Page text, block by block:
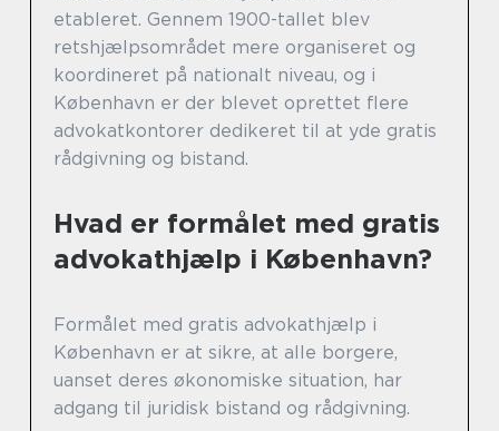
etableret. Gennem 1900-tallet blev
retshjælpsområdet mere organiseret og
koordineret på nationalt niveau, og i
København er der blevet oprettet flere
advokatkontorer dedikeret til at yde gratis
rådgivning og bistand.
Hvad er formålet med gratis
advokathjælp i København?
Formålet med gratis advokathjælp i
København er at sikre, at alle borgere,
uanset deres økonomiske situation, har
adgang til juridisk bistand og rådgivning.